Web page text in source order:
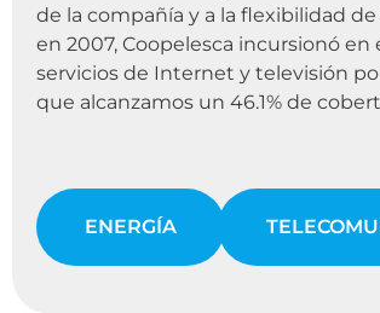
de la compañía y a la flexibilidad
en 2007, Coopelesca incursionó en
servicios de Internet y televisión
que alcanzamos un 46.1% de
ENERGÍA